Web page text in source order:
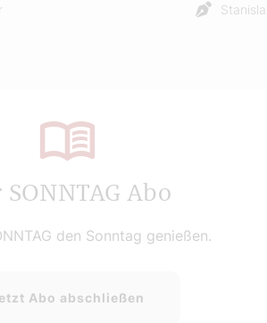
SONNTAG Abo
den Sonntag genießen.
Abo abschließen